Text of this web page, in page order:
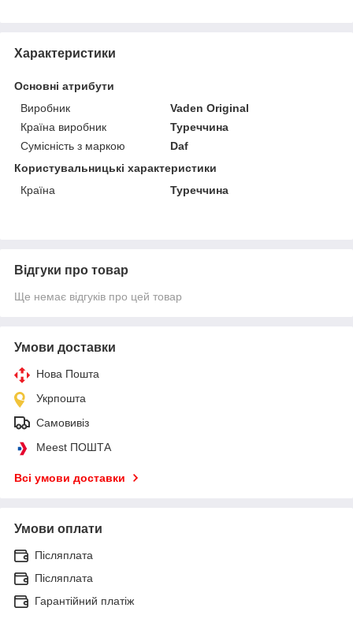
Характеристики
Основні атрибути
Виробник
Vaden Original
Країна виробник
Туреччина
Сумісність з маркою
Daf
Користувальницькі характеристики
Країна
Туреччина
Відгуки про товар
Ще немає відгуків про цей товар
Умови доставки
Нова Пошта
Укрпошта
Самовивіз
Meest ПОШТА
Всі умови доставки
Умови оплати
Післяплата
Післяплата
Гарантійний платіж